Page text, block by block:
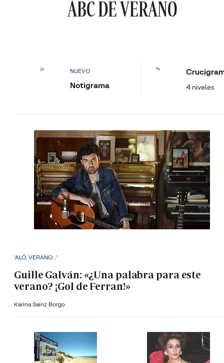
ABC DE VERANO
NUEVO
Notigrama 4 niveles
'ALÓ, VERANO...'
Guille Galván: «¿Una palabra para este
verano? ¡Gol de Ferran!»
Karina Sainz Borgo